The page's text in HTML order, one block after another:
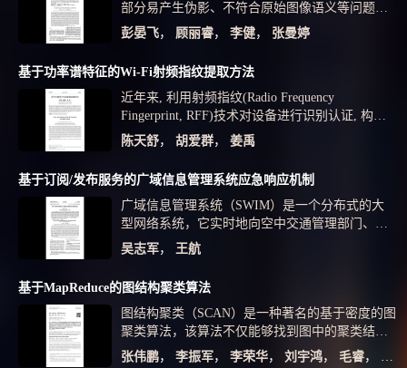
部分易产生伪影、不符合原始图像语义等问题，
提出了一种基于上下文特征的渐进式图像修复方
略填充。然后，将其输入具有双分支结构的细化
网络：上下文特征聚合模块通过多尺度语义特征
获取现存图像内部最有利于修复图像的区域；注
意转移网络学习缺失区域与剩余背景区域的联
系，将其以更高分辨率对缺失区域进行填充，引
模块作为网络注意力机制。定义全局和局部判别
网络实现生成图像与背景语义一致性并计算得到
对抗损失，将◢L▼1▽◣损失与结构相似性损
失相结合作为网络重建损失，再将其与对抗损失
相结合作为损失函数。在Place2数据集上进行实
27.83 dB和93.19%；与四种图像修复方法进行比
较：主观感受上该方法较其他方法生成的修复图
像更加清晰自然，与背景语义高度相符；客观指
标上选用四种常用评价指标进行比较，在更符合
人眼视觉的结构相似性上该方法分别提升
彭晏飞， 顾丽睿， 李健， 张曼婷
基于功率谱特征的Wi-Fi射频指纹提取方法
近年来, 利用射频指纹(Radio Frequency
Fingerprint, RFF)技术对设备进行识别认证, 构建
保密通信系统成为研究的热点。 相比于传统的
行识别, 具有更高的安全性。与其他射频技术相
比, Wi-Fi 信号频 谱更宽, 应用更加广泛, 但也更
容易受室内多径干扰, 造成对Wi-Fi 射频指纹识
别率下降的问题。针对这一问题, 本文提出一种
基于功率谱特征的Wi-Fi 射频指纹提取方法, 通
率谱比值, 并以此比值作为射 频指纹特征。本文
采用了27 台Wi-Fi 路由器进行实验, 在室内场景
中模拟的四个不受外界干扰的相对静止情形以及
简单的移动 环境中采集数据, 运用随机森林模型
进行训练和测试, 识别率能达到93.3%。理论分
陈天舒， 胡爱群， 姜禹
基于订阅/发布服务的广域信息管理系统应急响应机制
广域信息管理系统（SWIM）是一个分布式的大
型网络系统，它实时地向空中交通管理部门、航
空机场和航空公司等提供不间断的航空信息数据
性，研究了基于订阅/发布服务的SWIM系统应急
响应机制。首先，根据实时监测SWIM网络的各
性能指标，提出了基于改进的模糊层次分析的网
络可生存性评估方法；其次，当SWIM网络生存
性指标下降到低于参量的边界值时，发布相应信
吴志军， 王航
基于MapReduce的图结构聚类算法
图结构聚类（SCAN）是一种著名的基于密度的图
聚类算法，该算法不仅能够找到图中的聚类结
构，而且还能发现图中的Hub节点和离群节点.然
张伟鹏， 李振军， 李荣华， 刘宇鸿， 毛睿， 乔